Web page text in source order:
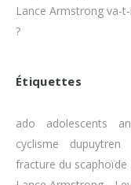
Lance Armstrong va-
?
Étiquettes
ado adolescents
cyclisme
dupuytren
fracture du scaphoïde